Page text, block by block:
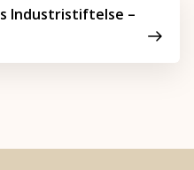
Industristiftelse –